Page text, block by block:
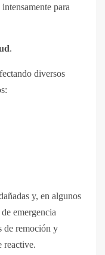
para
.
diversos
y, en algunos
emergencia
de remoción y
reactive.